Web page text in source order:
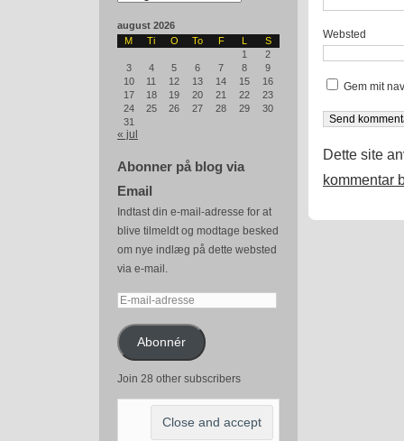
august 2026
M
Ti O To F L
S
1
2
3
4 5 6 7 8
9
10
11 12 13 14 15
16
17
18 19 20 21 22
23
24
25 26 27 28 29
30
31
« jul
Abonner på blog via
Email
Indtast din e-mail-adresse for at
blive tilmeldt og modtage besked
om nye indlæg på dette websted
via e-mail.
E-
adresseAbonnér
Join 28 other subscribers
Websted
Gem mit
Dette site
kommentar